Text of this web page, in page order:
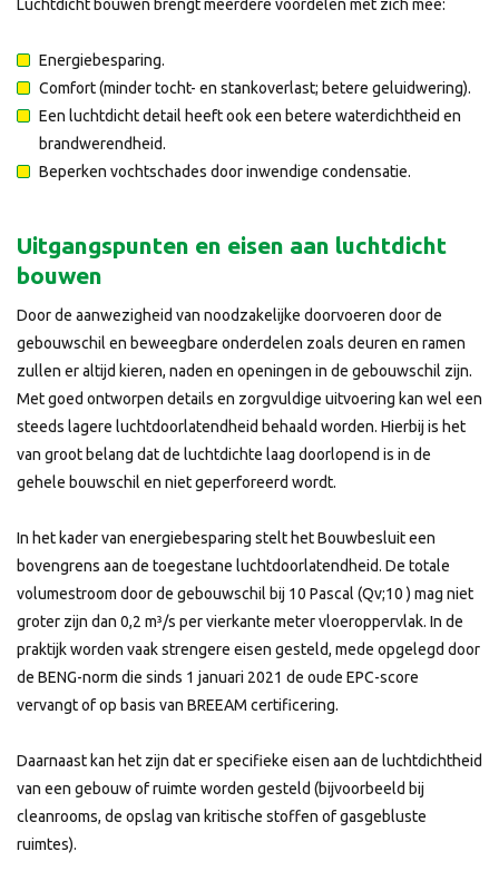
Luchtdicht bouwen brengt meerdere voordelen met zich mee:
Energiebesparing.
Comfort (minder tocht- en stankoverlast; betere geluidwering).
Een luchtdicht detail heeft ook een betere waterdichtheid en
brandwerendheid.
Beperken vochtschades door inwendige condensatie.
Uitgangspunten en eisen aan luchtdicht
bouwen
Door de aanwezigheid van noodzakelijke doorvoeren door de
gebouwschil en beweegbare onderdelen zoals deuren en ramen
zullen er altijd kieren, naden en openingen in de gebouwschil zijn.
Met goed ontworpen details en zorgvuldige uitvoering kan wel een
steeds lagere luchtdoorlatendheid behaald worden. Hierbij is het
van groot belang dat de luchtdichte laag doorlopend is in de
gehele bouwschil en niet geperforeerd wordt.
In het kader van energiebesparing stelt het Bouwbesluit een
bovengrens aan de toegestane luchtdoorlatendheid. De totale
volumestroom door de gebouwschil bij 10 Pascal (Qv;10 ) mag niet
groter zijn dan 0,2 m³/s per vierkante meter vloeroppervlak. In de
praktijk worden vaak strengere eisen gesteld, mede opgelegd door
de BENG-norm die sinds 1 januari 2021 de oude EPC-score
vervangt of op basis van BREEAM certificering.
Daarnaast kan het zijn dat er specifieke eisen aan de luchtdichtheid
van een gebouw of ruimte worden gesteld (bijvoorbeeld bij
cleanrooms, de opslag van kritische stoffen of gasgebluste
ruimtes).